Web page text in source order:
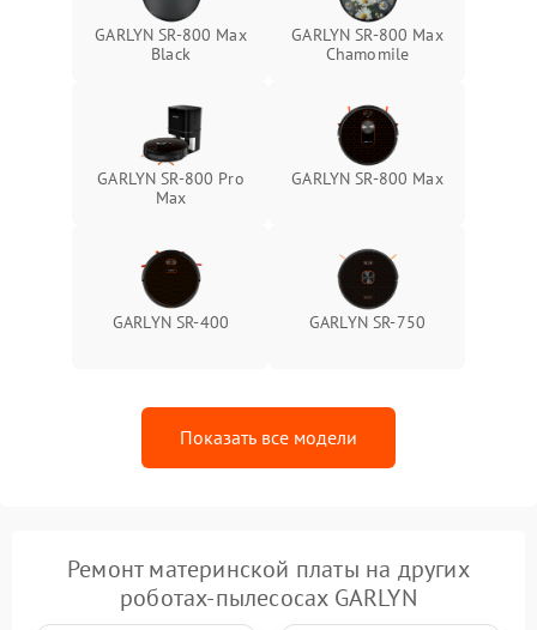
GARLYN SR-800 Max
Black
GARLYN SR-800 Max
Chamomile
GARLYN SR-800 Pro
Max
GARLYN SR-800 Max
GARLYN SR-400 GARLYN SR-750
Показать все модели
Ремонт материнской платы на других
роботах-пылесосах GARLYN